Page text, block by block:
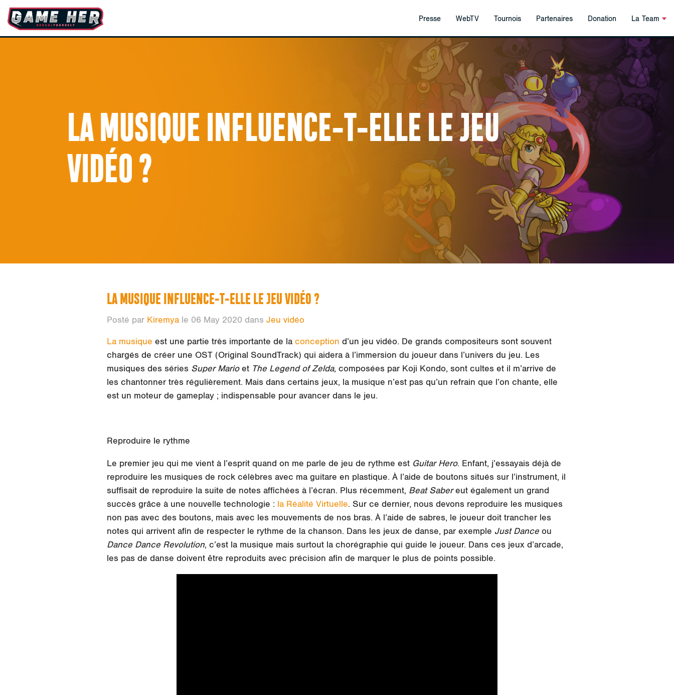
Presse WebTV Tournois Partenaires Donation La Team
LA MUSIQUE INFLUENCE-T-ELLE LE JEU
VIDÉO ?
LA MUSIQUE INFLUENCE-T-ELLE LE JEU VIDÉO ?
Posté par Kiremyale 06 May 2020 dans Jeu vidéo
La musique est une partie très importante de laconception d’un jeu vidéo. De grands compositeurs sont souvent
chargés de créer une OST (Original SoundTrack) qui aidera à l’immersion du joueur dans l’univers du jeu. Les
musiques des séries Super Marioet The Legend of Zelda, composées par Koji Kondo, sont cultes et il m’arrive de
les chantonner très régulièrement. Mais dans certains jeux, la musique n’est pas qu’un refrain que l’on chante, elle
est un moteur de gameplay ; indispensable pour avancer dans le jeu.
Reproduire le rythme
Le premier jeu qui me vient à l’esprit quand on me parle de jeu de rythme est Guitar Hero. Enfant, j’essayais déjà de
reproduire les musiques de rock célèbres avec ma guitare en plastique. À l’aide de boutons situés sur l’instrument, il
suffisait de reproduire la suite de notes affichées à l’écran. Plus récemment, Beat Sabereut également un grand
succès grâce à une nouvelle technologie : la Réalité Virtuelle. Sur ce dernier, nous devons reproduire les musiques
non pas avec des boutons, mais avec les mouvements de nos bras. À l’aide de sabres, le joueur doit trancher les
notes qui arrivent afin de respecter le rythme de la chanson. Dans les jeux de danse, par exemple Just Danceou
Dance Dance Revolution, c’est la musique mais surtout la chorégraphie qui guide le joueur. Dans ces jeux d’arcade,
les pas de danse doivent être reproduits avec précision afin de marquer le plus de points possible.